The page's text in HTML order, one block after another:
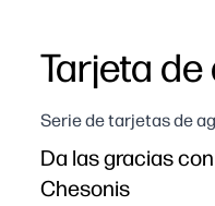
Tarjeta
Serie de tarjetas de
Da las gracias
Chesonis